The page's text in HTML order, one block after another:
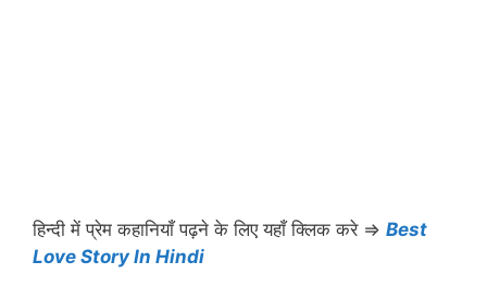
हिन्दी में प्रेम कहानियाँ पढ़ने के लिए यहाँ क्लिक करे ⇒ Best
Love Story In Hindi